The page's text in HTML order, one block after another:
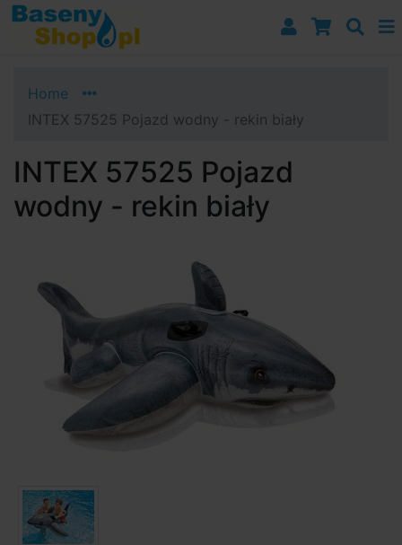
Przejdź do nawigacji
Przejdź do treści
Przejdź do paska bocznego
Home
INTEX 57525 Pojazd wodny - rekin biały
INTEX 57525 Pojazd
wodny - rekin biały